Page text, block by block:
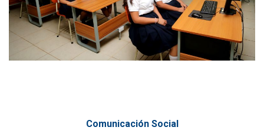
Comunicación Social